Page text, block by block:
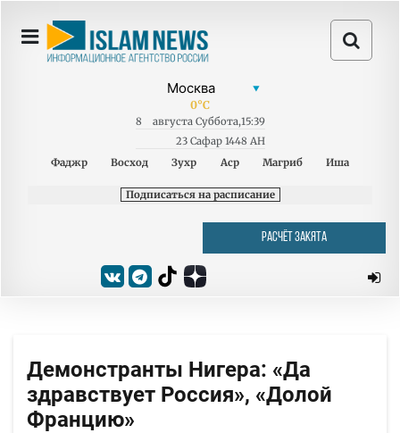
0°C
8 августа Суббота,15:39
23 Сафар 1448 AH
Фаджр
Восход Зухр Аср Магриб Иша
Подписаться на расписание
РАСЧЁТ ЗАКЯТА
Демонстранты Нигера: «Да
здравствует Россия», «Долой
Францию»